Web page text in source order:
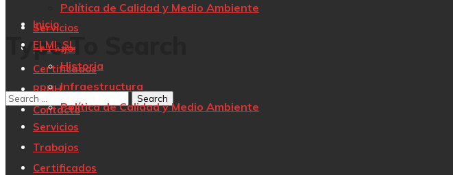
Política de Calidad y Medio Ambiente
Servicios
Trabajos
Certificados
RRHH
Contacto
Type To Search
Inicio
ELMI, SL
Historia
Infraestructura
Política de Calidad y Medio Ambiente
Servicios
Trabajos
Certificados